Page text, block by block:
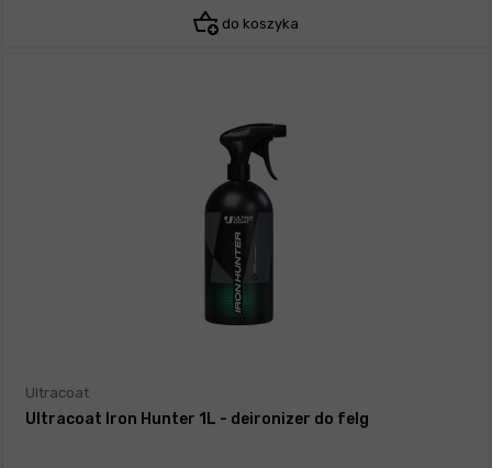
do koszyka
Ultracoat
Ultracoat Iron Hunter 1L - deironizer do felg